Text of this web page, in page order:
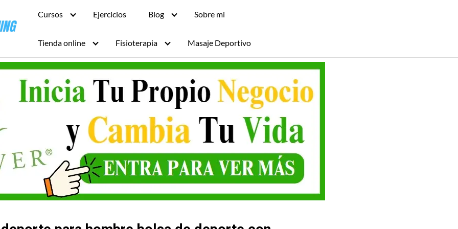
Cursos Ejercicios Blog Sobre mi
Tienda online Fisioterapia Masaje Deportivo